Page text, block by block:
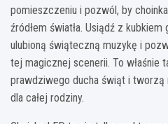
pomieszczeniu i pozwól, by
źródłem światła. Usiądź z
ulubioną świąteczną muzykę i
tej magicznej scenerii. To właśnie
prawdziwego ducha świąt i tworzą
dla całej rodziny.